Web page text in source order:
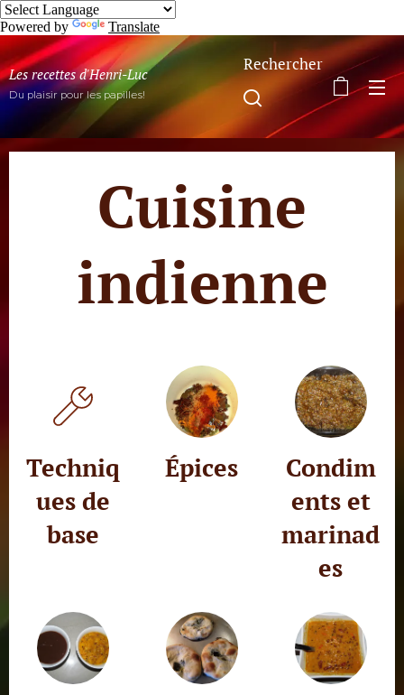
Powered by Translate
Les recettes d'Henri-Luc
Du plaisir pour les papilles!
Rechercher
Cuisine
indienne
Techniq
ues de
base
Épices
Condim
ents et
marinad
es